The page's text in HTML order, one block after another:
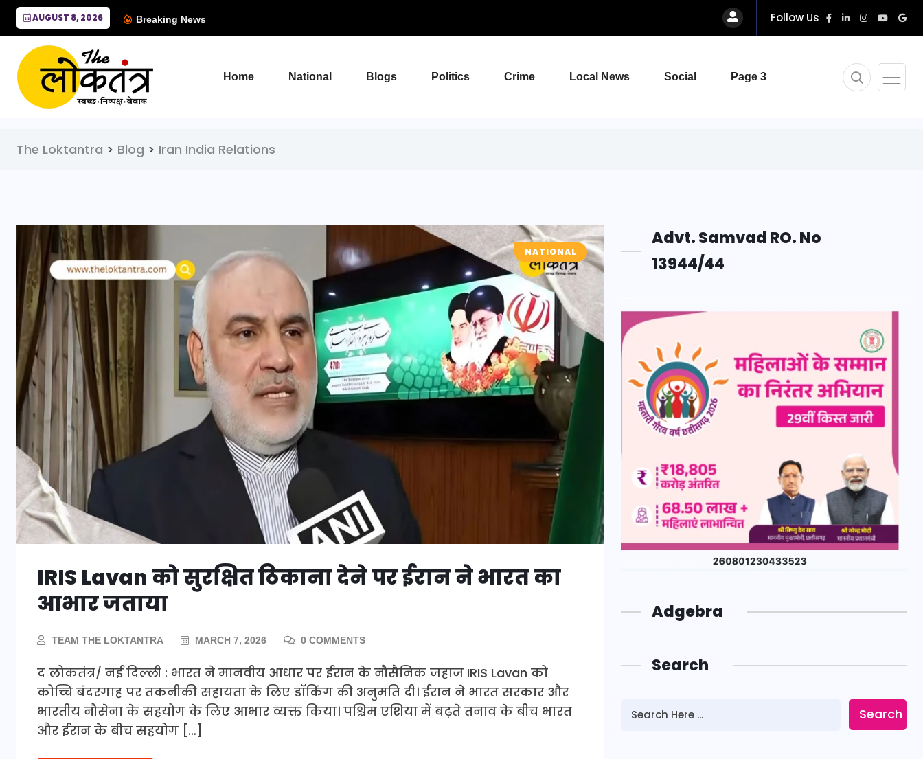
AUGUST 8, 2026 Breaking News Follow Us
Home National Blogs Politics Crime Local News Social Page 3
The Loktantra > Blog > Iran India Relations
NATIONAL
IRIS Lavan को सुरक्षित ठिकाना देने पर ईरान ने भारत का
आभार जताया
TEAM THE LOKTANTRA MARCH 7, 2026 0 COMMENTS
द लोकतंत्र/ नई दिल्ली : भारत ने मानवीय आधार पर ईरान के नौसैनिक जहाज IRIS Lavan को
कोच्चि बंदरगाह पर तकनीकी सहायता के लिए डॉकिंग की अनुमति दी। ईरान ने भारत सरकार और
भारतीय नौसेना के सहयोग के लिए आभार व्यक्त किया। पश्चिम एशिया में बढ़ते तनाव के बीच भारत
और ईरान के बीच सहयोग […]
Advt. Samvad RO. No
13944/44
Adgebra
Search
Search